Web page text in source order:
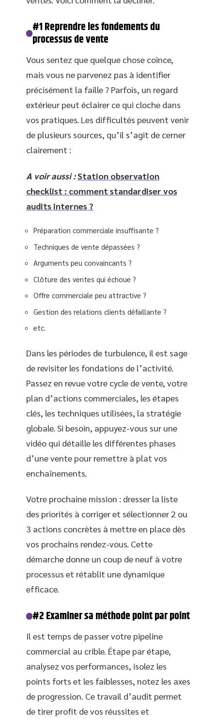
#1 Reprendre les fondements du
processus de vente
Vous sentez que quelque chose coince,
mais vous ne parvenez pas à identifier
précisément la faille ? Parfois, un regard
extérieur peut éclairer ce qui cloche dans
vos pratiques. Les difficultés peuvent venir
de plusieurs sources, qu’il s’agit de cerner
clairement :
A voir aussi : Station observation
checklist : comment standardiser vos
audits internes ?
Préparation commerciale insuffisante ?
Techniques de vente dépassées ?
Arguments peu convaincants ?
Clôture des ventes qui échoue ?
Offre commerciale peu attractive ?
Gestion des relations clients défaillante ?
etc.
Dans les périodes de turbulence, il est sage
de revisiter les fondations de l’activité.
Passez en revue votre cycle de vente, votre
plan d’actions commerciales, les étapes
clés, les techniques utilisées, la stratégie
globale. Si besoin, appuyez-vous sur une
vidéo qui détaille les différentes phases
d’une vente pour remettre à plat vos
enchaînements.
Votre prochaine mission : dresser la liste
des priorités à corriger et sélectionner 2 ou
3 actions concrètes à mettre en place dès
vos prochains rendez-vous. Cette
démarche donne un coup de neuf à votre
processus et rétablit une dynamique
efficace.
#2 Examiner sa méthode point par point
Il est temps de passer votre pipeline
commercial au crible. Étape par étape,
analysez vos performances, isolez les
points forts et les faiblesses, notez les axes
de progression. Ce travail d’audit permet
de tirer profit de vos réussites et